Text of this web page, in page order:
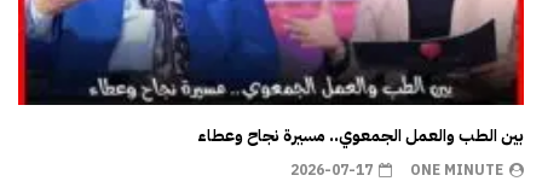
بين الطب والعمل الجمعوي.. مسيرة نجاح وعطاء
ONE MINUTE
2026-07-17